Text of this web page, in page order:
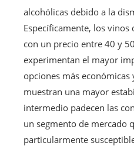
alcohólicas debido a la
Específicamente, los
con un precio entre 40 y
experimentan el mayor
opciones más
muestran una mayor
intermedio padecen las
un segmento de mercado
particularmente